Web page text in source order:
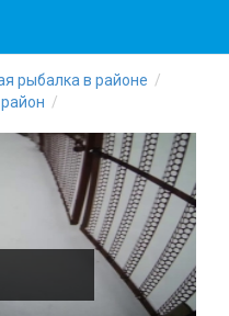
рыбалка в районе